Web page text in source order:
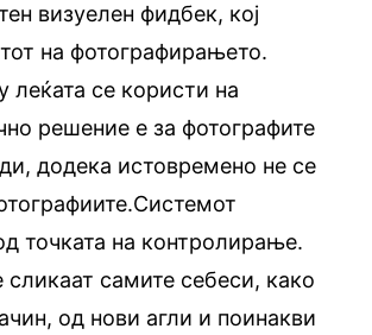
визуелен фидбек, кој
на фотографирањето.
се користи на
решение е за фотографите
додека истовремено не се
точката на контролирање.
самите себеси, како
од нови агли и поинакви